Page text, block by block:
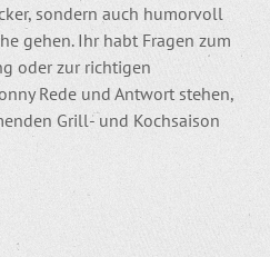
sondern auch humorvoll
gehen. Ihr habt Fragen zum
oder zur richtigen
Rede und Antwort stehen,
Grill- und Kochsaison